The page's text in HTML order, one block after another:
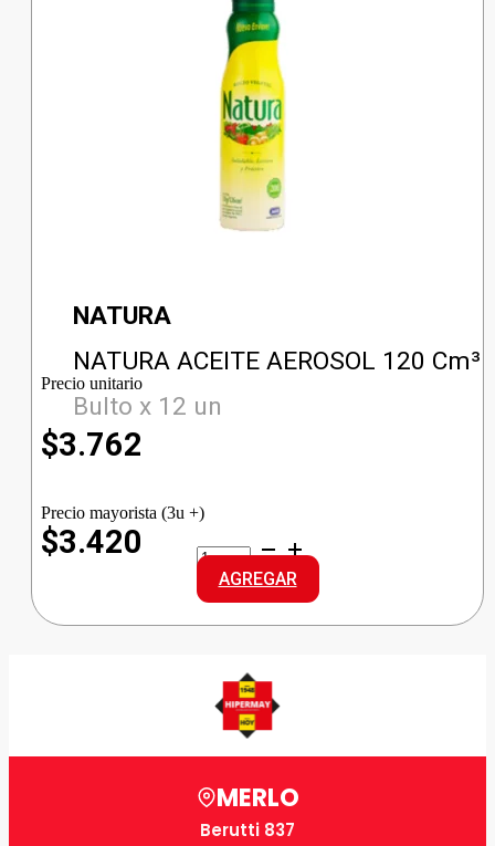
NATURA
NATURA ACEITE AEROSOL 120 Cm³
Bulto x 12 un
Precio unitario
$3.762
Precio mayorista (3u +)
$3.420
NATURA
ACEITE
AEROSOL
cantidad
AGREGAR
MERLO
Berutti 837